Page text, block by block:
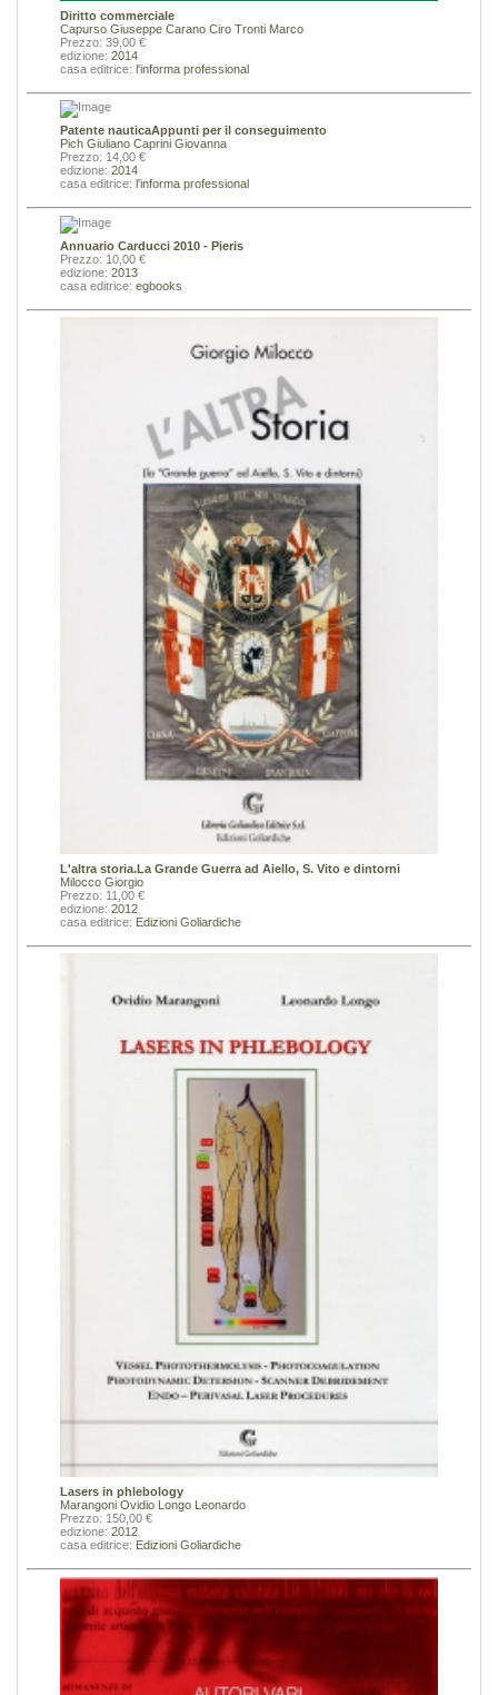
Diritto commerciale
Capurso Giuseppe Carano Ciro Tronti Marco
Prezzo: 39,00 €
edizione: 2014
casa editrice: l'informa professional
Patente nauticaAppunti per il conseguimento
Pich Giuliano Caprini Giovanna
Prezzo: 14,00 €
edizione: 2014
casa editrice: l'informa professional
Annuario Carducci 2010 - Pieris
Prezzo: 10,00 €
edizione: 2013
casa editrice: egbooks
L'altra storia.La Grande Guerra ad Aiello, S. Vito e dintorni
Milocco Giorgio
Prezzo: 11,00 €
edizione: 2012
casa editrice: Edizioni Goliardiche
Lasers in phlebology
Marangoni Ovidio
Longo Leonardo
Prezzo: 150,00 €
edizione: 2012
casa editrice: Edizioni Goliardiche